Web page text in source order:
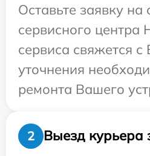
Оставьте заявку на
сервисного центра
сервиса свяжется
уточнения
ремонта Вашего
2
Выезд курьера